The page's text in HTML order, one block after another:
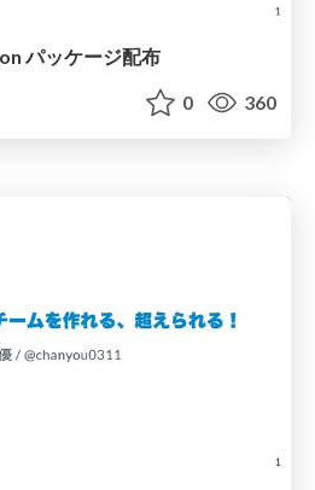
パッケージ配布
0 360